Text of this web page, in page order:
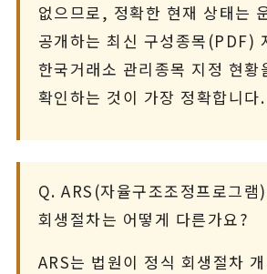
없으므로, 정확한 현재 상태는
공개하는 최신 구성종목(PDF)
한국거래소 관리종목 지정 현황
확인하는 것이 가장 정확합니다.
Q. ARS(자율구조조정프로그램
회생절차는 어떻게 다른가요?
ARS는 법원이 정식 회생절차